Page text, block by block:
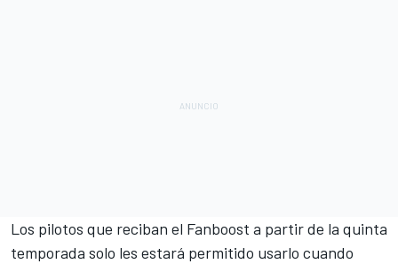
Los pilotos que reciban el Fanboost a partir de la quinta
temporada solo les estará permitido usarlo cuando